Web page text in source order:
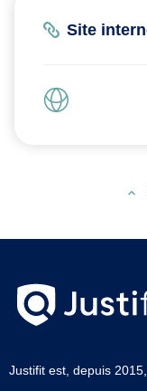
Site
Justifit est, depuis